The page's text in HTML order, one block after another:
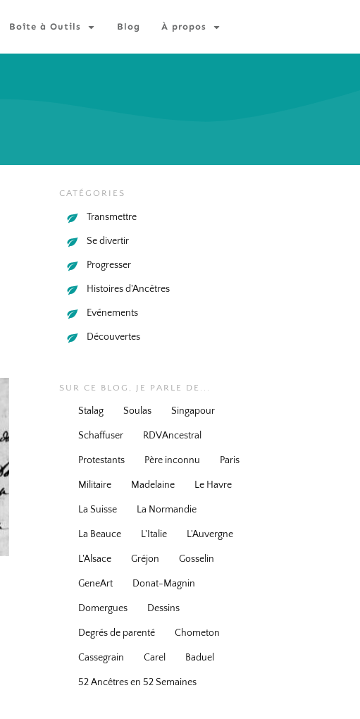
Boîte à Outils Blog À propos
CATÉGORIES
Transmettre
Se divertir
Progresser
Histoires d'Ancêtres
Evénements
Découvertes
SUR CE BLOG, JE PARLE DE...
Stalag Soulas Singapour
Schaffuser RDVAncestral
Protestants Père inconnu Paris
Militaire Madelaine Le Havre
La Suisse La Normandie
La Beauce L'Italie L'Auvergne
L'Alsace Gréjon Gosselin
GeneArt Donat-Magnin
Domergues Dessins
Degrés de parenté Chometon
Cassegrain Carel Baduel
52 Ancêtres en 52 Semaines